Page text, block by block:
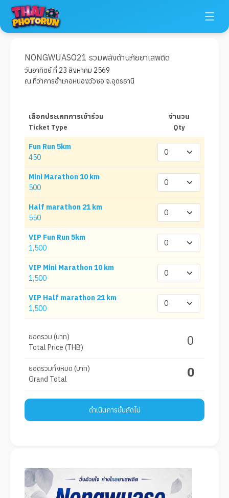
NONGWUASO21 รวมพลังต้านภัยยาเสพติด
วันอาทิตย์ ที่ 23 สิงหาคม 2569
ณ ที่ว่าการอำเภอหนองวัวซอ จ.อุดรธานี
เลือกประเภทการเข้าร่วม
Ticket Type
จำนวน
Qty
Fun Run 5km
450
Mini Marathon 10 km
500
Half marathon 21 km
550
VIP Fun Run 5km
1,500
VIP Mini Marathon 10 km
1,500
VIP Half marathon 21 km
1,500
ยอดรวม (บาท)
Total Price (THB)
0
ยอดรวมทั้งหมด (บาท)
Grand Total
0
ดำเนินการขั้นถัดไป